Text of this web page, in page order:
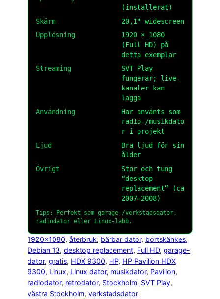
(installerat)
Skärm
20,1" widescreen
Upplösning
1920 × 1080
(Full HD) på
detta exemplar
Streaming
SVT Play
fungerar; live-
kanaler kan
lagga
Användning
Har använts som
radio-/musikdato
r i projekt
Ljud
Bra ljud för sin
ålder
Övrigt
Stor och tung
“desktop
replacement” (ca
2007–2008)
Tips: Perfekt som garage-/verkstadsdator,
radiodator eller Linux-labb.
1920×1080, återbruk, bärbar dator, bortskänkes
Debian 13, desktop replacement, Full HD, garage-
dator, gratis, HDX 9300, HP, HP Pavilion HDX
9300, Linux, Linux dator, musikdator, Pavilion
radiodator, retrodator, Stockholm, SVT Play
västra Stockholm, verkstadsdator